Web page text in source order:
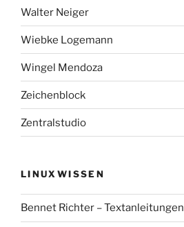
Walter Neiger
Wiebke Logemann
Wingel Mendoza
Zeichenblock
Zentralstudio
LINUXWISSEN
Bennet Richter – Textanleitungen